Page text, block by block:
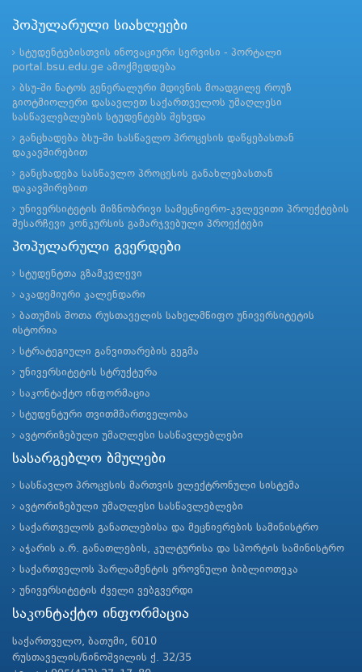
პოპულარული სიახლეები
სტუდენტებისთვის ინოვაციური სერვისი - პორტალი
portal.bsu.edu.ge ამოქმედდება
ბსუ-ში ნატოს გენერალური მდივნის მოადგილე როუზ
გიოტმიოლერი დასავლეთ საქართველოს უმაღლესი
სასწავლებლების სტუდენტებს შეხვდა
განცხადება ბსუ-ში სასწავლო პროცესის დაწყებასთან
დაკავშირებით
განცხადება სასწავლო პროცესის განახლებასთან
დაკავშირებით
უნივერსიტეტის მიზნობრივი სამეცნიერო-კვლევითი პროექტების
შესარჩევი კონკურსის გამარჯვებული პროექტები
პოპულარული გვერდები
სტუდენტთა გზამკვლევი
აკადემიური კალენდარი
ბათუმის შოთა რუსთაველის სახელმწიფო უნივერსიტეტის
ისტორია
სტრატეგიული განვითარების გეგმა
უნივერსიტეტის სტრუქტურა
საკონტაქტო ინფორმაცია
სტუდენტური თვითმმართველობა
ავტორიზებული უმაღლესი სასწავლებლები
სასარგებლო ბმულები
სასწავლო პროცესის მართვის ელექტრონული სისტემა
ავტორიზებული უმაღლესი სასწავლებლები
საქართველოს განათლებისა და მეცნიერების სამინისტრო
აჭარის ა.რ. განათლების, კულტურისა და სპორტის სამინისტრო
საქართველოს პარლამენტის ეროვნული ბიბლიოთეკა
უნივერსიტეტის ძველი ვებგვერდი
საკონტაქტო ინფორმაცია
საქართველო, ბათუმი, 6010
რუსთაველის/ნინოშვილის ქ. 32/35